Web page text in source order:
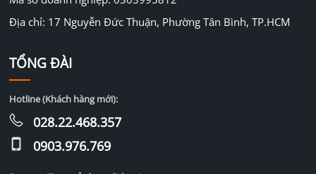
Địa chỉ: 17 Nguyễn Đức Thuận, Phường Tân Bình, TP.HCM
TỔNG ĐÀI
Hotline (Khách hàng mới):
028.22.468.357
0903.976.769